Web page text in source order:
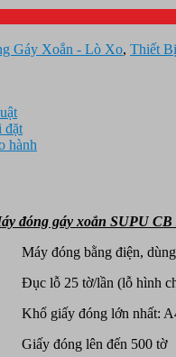
Gáy Xoắn - Lò Xo, Thiết
đặt
hành
đóng gáy xoắn SUPU CB
đóng bằng điện, dùng
lỗ 25 tờ/lần (lỗ hình
giấy đóng lớn nhất:
đóng lên đến 500 tờ